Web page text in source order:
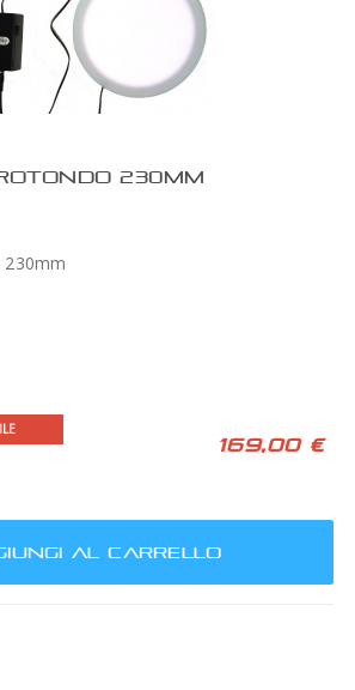
230MM
169,00 €
AL CARRELLO